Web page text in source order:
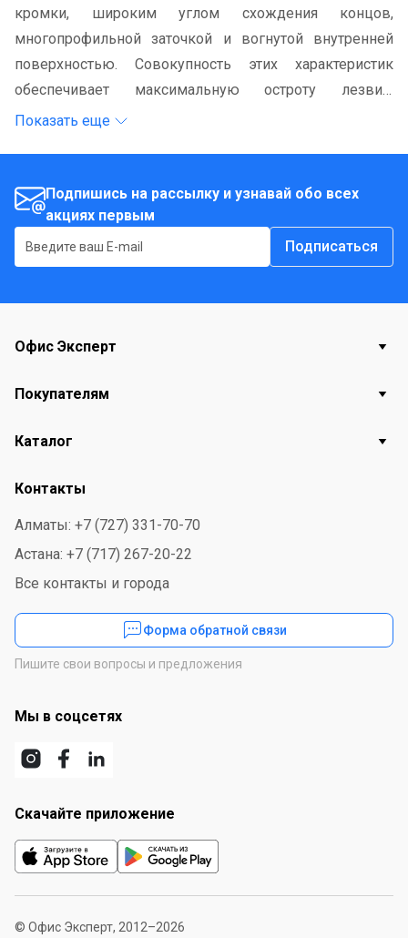
кромки, широким углом схождения концов,
многопрофильной заточкой и вогнутой внутренней
поверхностью. Совокупность этих характеристик
обеспечивает максимальную остроту лезвий,
минимизируя прилагаемое усилие при резке. Модель
разрезать большой объем бумаги по сравнению с
обычными ножницами. Не ржавеют. Ручки
классической формы из ударопрочного пластика с
противоскользящими резиновыми вставками.
Показать еще
Подпишись на рассылку и узнавай обо всех
акциях первым
Подписаться
Офис Эксперт
Покупателям
Каталог
Контакты
Алматы: +7 (727) 331-70-70
Астана: +7 (717) 267-20-22
Все контакты и города
Форма обратной связи
Пишите свои вопросы и предложения
Мы в соцсетях
Скачайте приложение
© Офис Эксперт, 2012–2026